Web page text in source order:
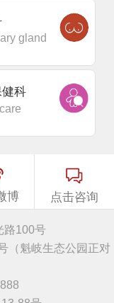
gland
健科
博 点击咨询
路100号
（魁岐生态公园正对